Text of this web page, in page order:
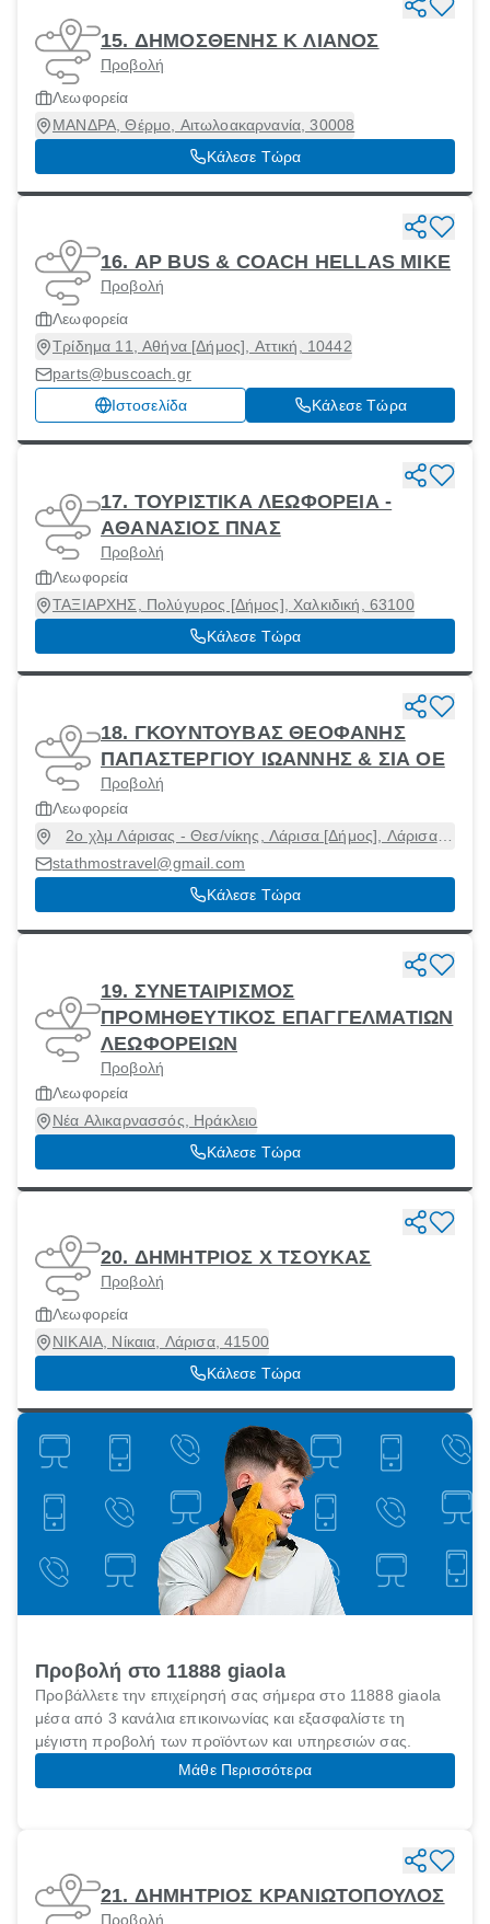
15. ΔΗΜΟΣΘΕΝΗΣ Κ ΛΙΑΝΟΣ
Προβολή
Λεωφορεία
ΜΑΝΔΡΑ, Θέρμο, Αιτωλοακαρνανία, 30008
Κάλεσε Τώρα
16. AP BUS & COACH HELLAS MIKE
Προβολή
Λεωφορεία
Τρίδημα 11, Αθήνα [Δήμος], Αττική, 10442
parts@buscoach.gr
Ιστοσελίδα
Κάλεσε Τώρα
17. ΤΟΥΡΙΣΤΙΚΑ ΛΕΩΦΟΡΕΙΑ -
ΑΘΑΝΑΣΙΟΣ ΠΝΑΣ
Προβολή
Λεωφορεία
ΤΑΞΙΑΡΧΗΣ, Πολύγυρος [Δήμος], Χαλκιδική, 63100
Κάλεσε Τώρα
18. ΓΚΟΥΝΤΟΥΒΑΣ ΘΕΟΦΑΝΗΣ
ΠΑΠΑΣΤΕΡΓΙΟΥ ΙΩΑΝΝΗΣ & ΣΙΑ ΟΕ
Προβολή
Λεωφορεία
2ο χλμ Λάρισας - Θεσ/νίκης, Λάρισα [Δήμος], Λάρισα,
41336
stathmostravel@gmail.com
Κάλεσε Τώρα
19. ΣΥΝΕΤΑΙΡΙΣΜΟΣ
ΠΡΟΜΗΘΕΥΤΙΚΟΣ ΕΠΑΓΓΕΛΜΑΤΙΩΝ
ΛΕΩΦΟΡΕΙΩΝ
Προβολή
Λεωφορεία
Νέα Αλικαρνασσός, Ηράκλειο
Κάλεσε Τώρα
20. ΔΗΜΗΤΡΙΟΣ Χ ΤΣΟΥΚΑΣ
Προβολή
Λεωφορεία
ΝΙΚΑΙΑ, Νίκαια, Λάρισα, 41500
Κάλεσε Τώρα
Προβολή στο 11888 giaola
Προβάλλετε την επιχείρησή σας σήμερα στο 11888 giaola
μέσα από 3 κανάλια επικοινωνίας και εξασφαλίστε τη
μέγιστη προβολή των προϊόντων και υπηρεσιών σας.
Μάθε Περισσότερα
21. ΔΗΜΗΤΡΙΟΣ ΚΡΑΝΙΩΤΟΠΟΥΛΟΣ
Προβολή